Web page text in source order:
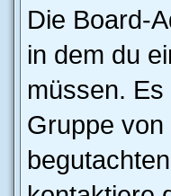
Die Board-
in dem du
müssen.
Gruppe